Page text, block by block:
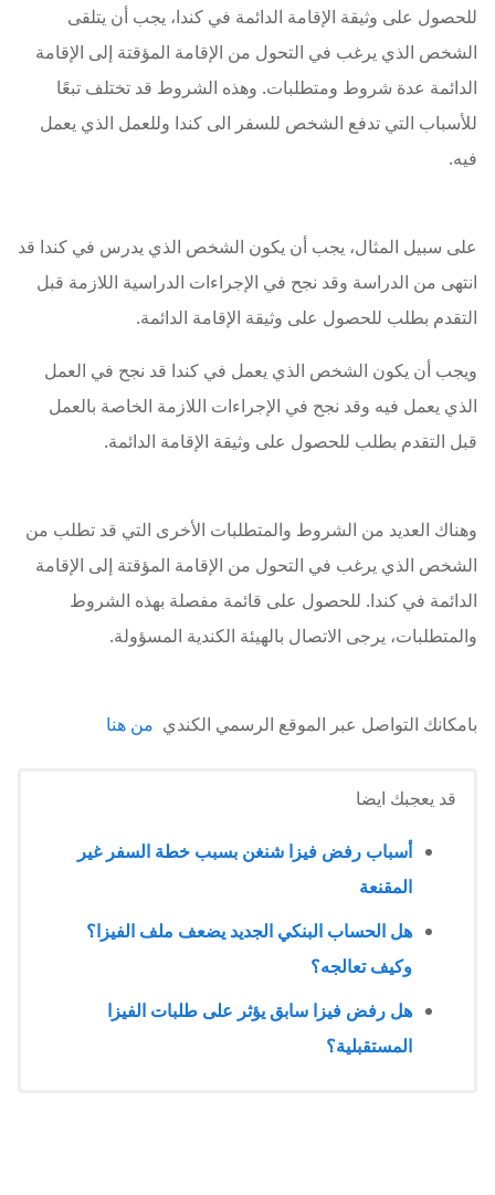
للحصول على وثيقة الإقامة الدائمة في كندا، يجب أن يتلقى
الشخص الذي يرغب في التحول من الإقامة المؤقتة إلى الإقامة
الدائمة عدة شروط ومتطلبات. وهذه الشروط قد تختلف تبعًا
للأسباب التي تدفع الشخص للسفر الى كندا وللعمل الذي يعمل
فيه.
على سبيل المثال، يجب أن يكون الشخص الذي يدرس في كندا قد
انتهى من الدراسة وقد نجح في الإجراءات الدراسية اللازمة قبل
التقدم بطلب للحصول على وثيقة الإقامة الدائمة.
ويجب أن يكون الشخص الذي يعمل في كندا قد نجح في العمل
الذي يعمل فيه وقد نجح في الإجراءات اللازمة الخاصة بالعمل
قبل التقدم بطلب للحصول على وثيقة الإقامة الدائمة.
وهناك العديد من الشروط والمتطلبات الأخرى التي قد تطلب من
الشخص الذي يرغب في التحول من الإقامة المؤقتة إلى الإقامة
الدائمة في كندا. للحصول على قائمة مفصلة بهذه الشروط
والمتطلبات، يرجى الاتصال بالهيئة الكندية المسؤولة.
بامكانك التواصل عبر الموقع الرسمي الكندي من هنا
قد يعجبك ايضا
أسباب رفض فيزا شنغن بسبب خطة السفر غير
المقنعة
هل الحساب البنكي الجديد يضعف ملف الفيزا؟
وكيف تعالجه؟
هل رفض فيزا سابق يؤثر على طلبات الفيزا
المستقبلية؟